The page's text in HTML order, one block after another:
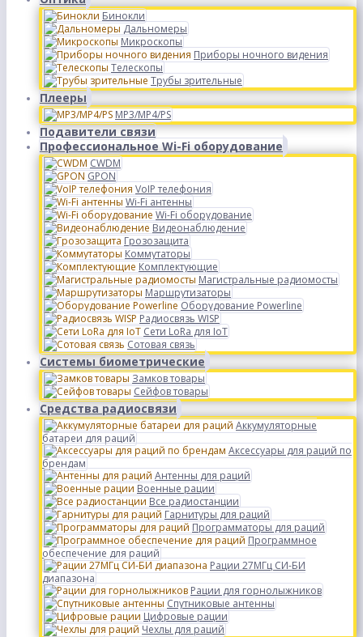
Бинокли
Дальномеры
Микроскопы
Приборы ночного видения
Телескопы
Трубы зрительные
Плееры
MP3/MP4/PS
Подавители связи
Профессиональное Wi-Fi оборудование
CWDM
GPON
VoIP телефония
Wi-Fi антенны
Wi-Fi оборудование
Видеонаблюдение
Грозозащита
Коммутаторы
Комплектующие
Магистральные радиомосты
Маршрутизаторы
Оборудование Powerline
Радиосвязь WISP
Сети LoRa для IoT
Сотовая связь
Системы биометрические
Замков товары
Сейфов товары
Средства радиосвязи
Аккумуляторные
батареи для раций
Аксессуары для раций по
брендам
Антенны для раций
Военные рации
Все радиостанции
Гарнитуры для раций
Программаторы для раций
Программное
обеспечение для раций
Рации 27МГц СИ-БИ
диапазона
Рации для горнолыжников
Спутниковые антенны
Цифровые рации
Чехлы для раций